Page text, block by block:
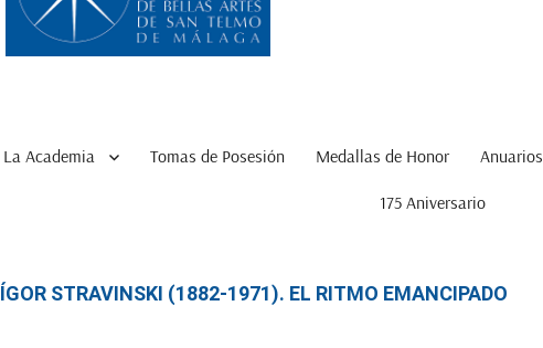
La Academia Tomas de Posesión Medallas de Honor Anuarios
175 Aniversario
ÍGOR STRAVINSKI (1882-1971). EL RITMO EMANCIPADO